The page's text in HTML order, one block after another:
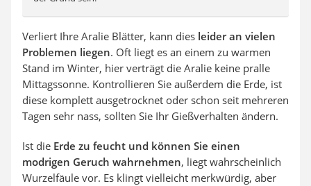
Verliert Ihre Aralie Blätter, kann dies leider an vielen
Problemen liegen. Oft liegt es an einem zu warmen
Stand im Winter, hier verträgt die Aralie keine pralle
Mittagssonne. Kontrollieren Sie außerdem die Erde, ist
diese komplett ausgetrocknet oder schon seit mehreren
Tagen sehr nass, sollten Sie Ihr Gießverhalten ändern.
Ist die Erde zu feucht und können Sie einen
modrigen Geruch wahrnehmen, liegt wahrscheinlich
Wurzelfäule vor. Es klingt vielleicht merkwürdig, aber